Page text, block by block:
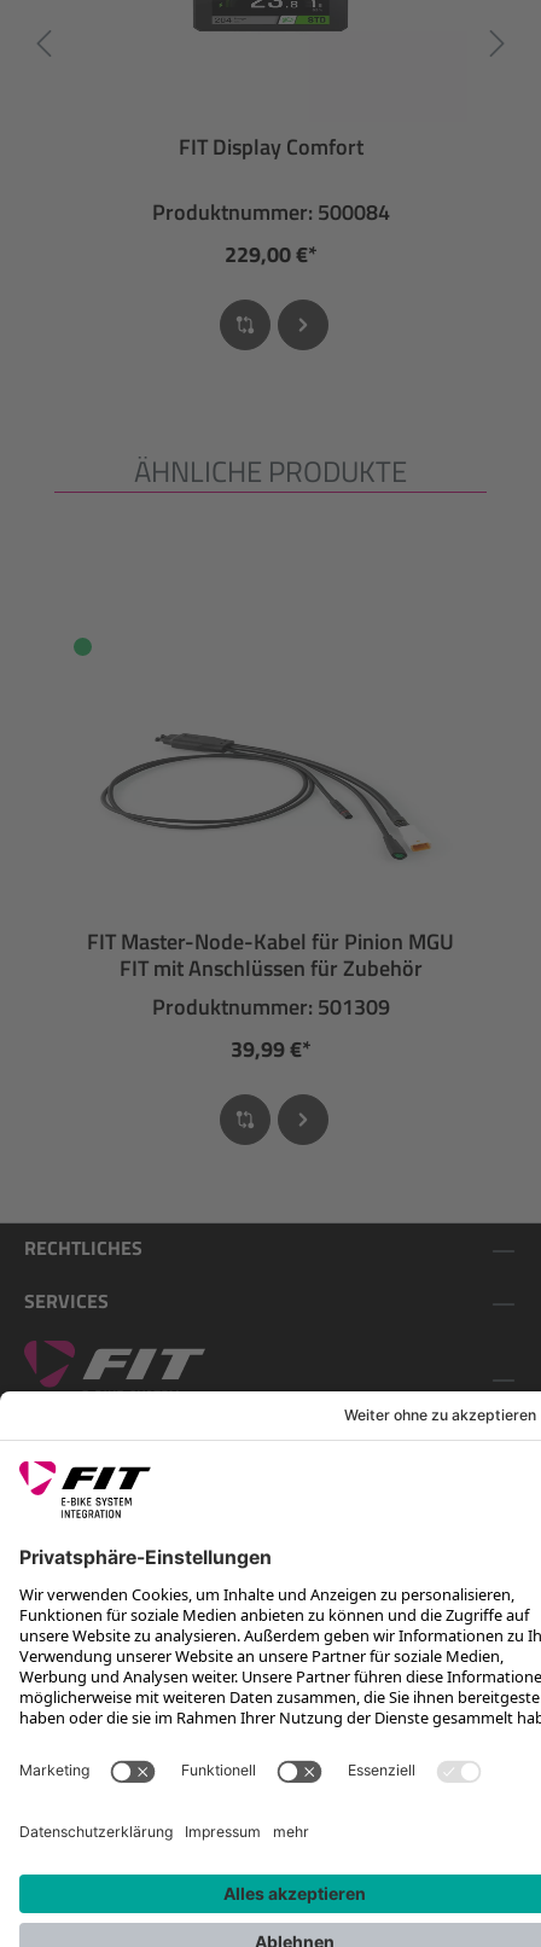
FIT Display Comfort
Produktnummer: 500084
229,00 €*
Produktgalerie überspringen
ÄHNLICHE PRODUKTE
FIT Master-Node-Kabel für Pinion MGU
FIT mit Anschlüssen für Zubehör
Produktnummer: 501309
39,99 €*
RECHTLICHES
SERVICES
*Unverbindliche Preisempfehlung inkl. MwSt. zzgl. Versandkosten
Rotax Bike Technology AG © 2025